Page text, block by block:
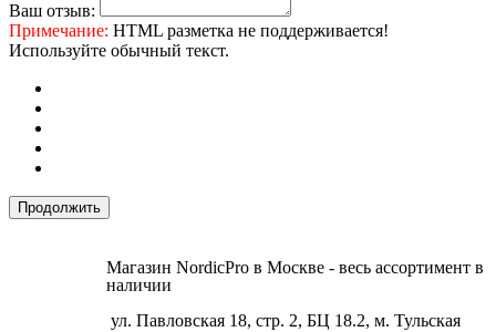
Ваш отзыв:
Примечание: HTML разметка не поддерживается!
Используйте обычный текст.
Продолжить
Магазин NordicPro в Москве - весь ассортимент в
наличии
ул. Павловская 18, стр. 2, БЦ 18.2, м. Тульская